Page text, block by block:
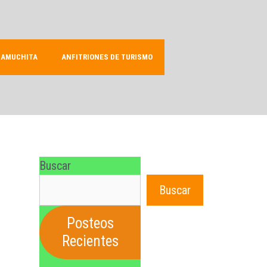
ANFITRIONES DE TURISMO
Buscar
Buscar
Posteos
Recientes